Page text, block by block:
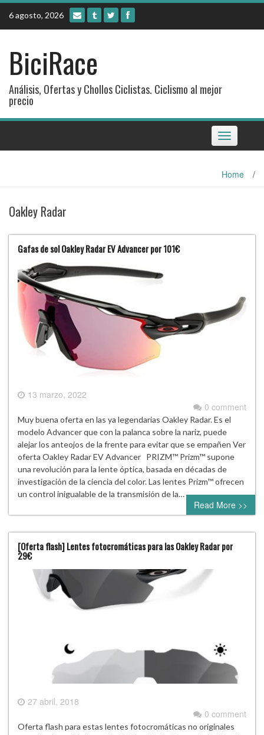
Skip
content
6 agosto, 2026
BiciRace
Análisis, Ofertas y Chollos Ciclistas. Ciclismo al mejor
precio
Toggle
navigation
Home /
Oakley Radar
Gafas de sol Oakley Radar EV Advancer por 101€
13 marzo, 2022
0 comment
Muy buena oferta en las ya legendarias Oakley Radar. Es el
modelo Advancer que con la palanca sobre la nariz, puede
alejar los anteojos de la frente para evitar que se empañen Ver
oferta Oakley Radar EV Advancer PRIZM™ Prizm™ supone
una revolución para la lente óptica, basada en décadas de
investigación de la ciencia del color. Las lentes Prizm™ ofrecen
un control inigualable de la transmisión de la…
Read More >>
[Oferta flash] Lentes fotocromáticas para las Oakley Radar por
29€
27 abril, 2018
0 comment
Oferta flash para estas lentes fotocromáticas no originales